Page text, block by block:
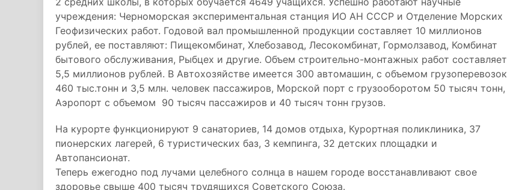
учреждения: Черноморская экспериментальная станция ИО АН СССР и Отделение Морских
Геофизических работ. Годовой вал промышленной продукции составляет 10 миллионов
рублей, ее поставляют: Пищекомбинат, Хлебозавод, Лесокомбинат, Гормолзавод, Комбинат
бытового обслуживания, Рыбцех и другие. Объем строительно-монтажных работ составляет
5,5 миллионов рублей. В Автохозяйстве имеется 300 автомашин, с объемом грузоперевозок
460 тыс.тонн и 3,5 млн. человек пассажиров, Морской порт с грузооборотом 50 тысяч тонн,
Аэропорт с объемом 90 тысяч пассажиров и 40 тысяч тонн грузов.
На курорте функционируют 9 санаториев, 14 домов отдыха, Курортная поликлиника, 37
пионерских лагерей, 6 туристических баз, 3 кемпинга, 32 детских площадки и
Автопансионат.
Теперь ежегодно под лучами целебного солнца в нашем городе восстанавливают свое
здоровье свыше 400 тысяч трудящихся Советского Союза.